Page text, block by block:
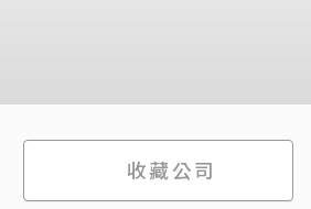
收藏公司